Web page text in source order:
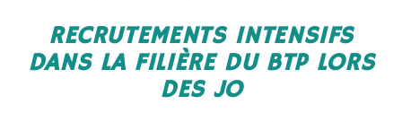
RECRUTEMENTS INTENSIFS
DANS LA FILIÈRE DU BTP LORS
DES JO